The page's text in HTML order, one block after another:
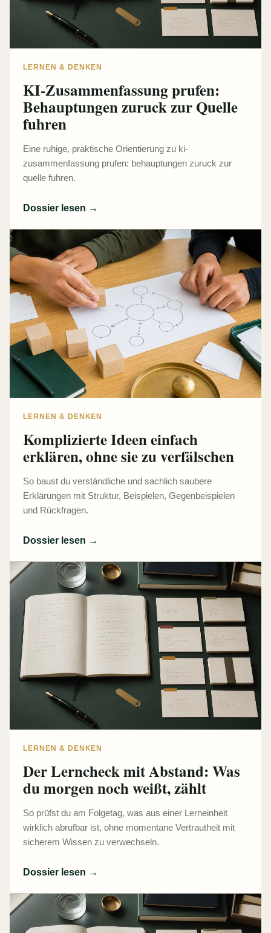
LERNEN & DENKEN
KI-Zusammenfassung prufen:
Behauptungen zuruck zur Quelle
fuhren
Eine ruhige, praktische Orientierung zu ki-
zusammenfassung prufen: behauptungen zuruck zur
quelle fuhren.
Dossier lesen →
LERNEN & DENKEN
Komplizierte Ideen einfach
erklären, ohne sie zu verfälschen
So baust du verständliche und sachlich saubere
Erklärungen mit Struktur, Beispielen, Gegenbeispielen
und Rückfragen.
Dossier lesen →
LERNEN & DENKEN
Der Lerncheck mit Abstand: Was
du morgen noch weißt, zählt
So prüfst du am Folgetag, was aus einer Lerneinheit
wirklich abrufbar ist, ohne momentane Vertrautheit mit
sicherem Wissen zu verwechseln.
Dossier lesen →